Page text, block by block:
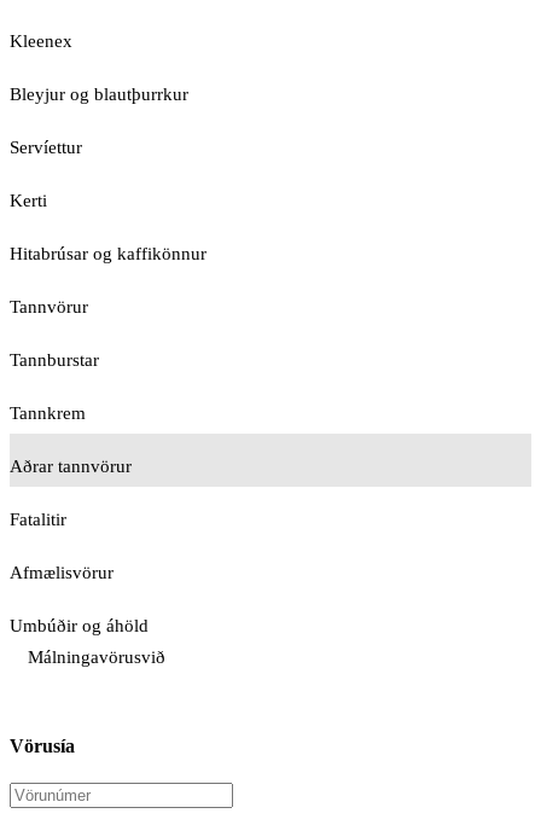
Kleenex
Bleyjur og blautþurrkur
Servíettur
Kerti
Hitabrúsar og kaffikönnur
Tannvörur
Tannburstar
Tannkrem
Aðrar tannvörur
Fatalitir
Afmælisvörur
Umbúðir og áhöld
Málningavörusvið
Vörusía